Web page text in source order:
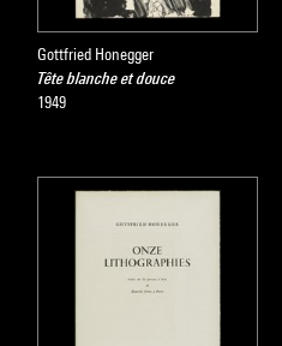
Gottfried Honegger
Tête blanche et douce
1949